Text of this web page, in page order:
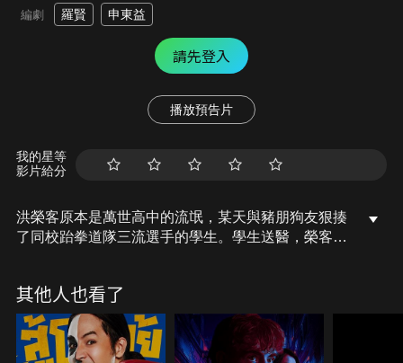
編劇 羅賢 申東益
請先登入
播放預告片
我的星等
影片給分
洪榮客原本是萬世高中的流氓，某天與豬朋狗友狠揍
了同校跆拳道隊三流選手的學生。學生送醫，榮客則
但還是被迫加入，剛加入時，大家均無興趣，但後來
大家也漸漸因跆拳道而重拾人生，更準備參加全國的
跆拳道大賽…
其他人也看了